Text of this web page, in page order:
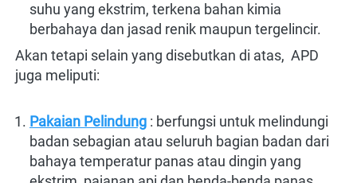
suhu yang ekstrim, terkena bahan kimia
berbahaya dan jasad renik maupun tergelincir.
Akan tetapi selain yang disebutkan di atas,  APD
juga meliputi:
Pakaian Pelindung : berfungsi untuk melindungi
badan sebagian atau seluruh bagian badan dari
bahaya temperatur panas atau dingin yang